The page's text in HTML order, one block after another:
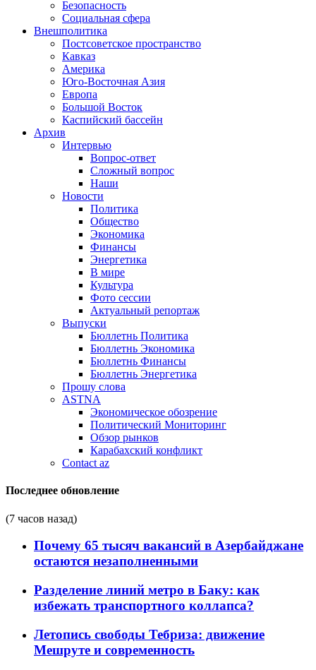
Безопасность
Социальная сфера
Внешполитика
Постсоветское пространство
Кавказ
Америка
Юго-Восточная Азия
Европа
Большой Восток
Каспийский бассейн
Архив
Интервью
Вопрос-ответ
Сложный вопрос
Наши
Новости
Политика
Общество
Экономика
Финансы
Энергетика
В мире
Культура
Фото сессии
Актуальный репортаж
Выпуски
Бюллетнь Политика
Бюллетнь Экономика
Бюллетнь Финансы
Бюллетнь Энергетика
Прошу слова
ASTNA
Экономическое обозрение
Политический Мониторинг
Обзор рынков
Карабахский конфликт
Contact az
Последнее обновление
(7 часов назад)
Почему 65 тысяч вакансий в Азербайджане
остаются незаполненными
Разделение линий метро в Баку: как
избежать транспортного коллапса?
Летопись свободы Тебриза: движение
Мешруте и современность